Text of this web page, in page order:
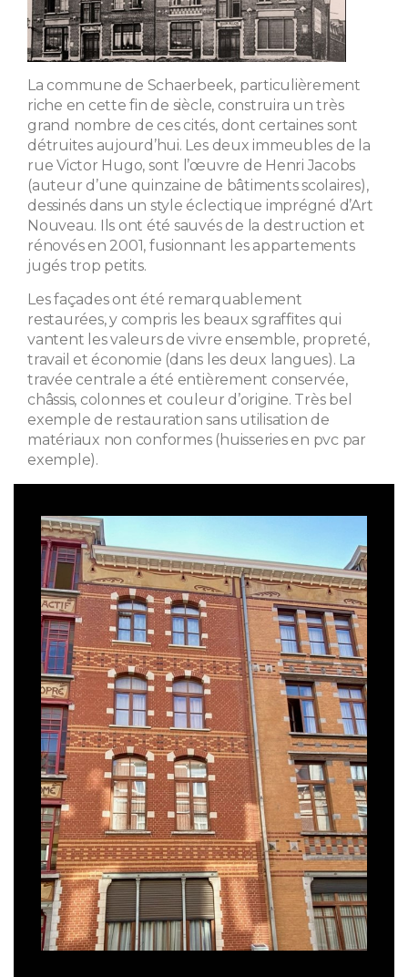
La commune de Schaerbeek, particulièrement
riche en cette fin de siècle, construira un très
grand nombre de ces cités, dont certaines sont
détruites aujourd’hui. Les deux immeubles de la
rue Victor Hugo, sont l’œuvre de Henri Jacobs
(auteur d’une quinzaine de bâtiments scolaires),
dessinés dans un style éclectique imprégné d’Art
Nouveau. Ils ont été sauvés de la destruction et
rénovés en 2001, fusionnant les appartements
jugés trop petits.
Les façades ont été remarquablement
restaurées, y compris les beaux sgraffites qui
vantent les valeurs de vivre ensemble, propreté,
travail et économie (dans les deux langues). La
travée centrale a été entièrement conservée,
châssis, colonnes et couleur d’origine. Très bel
exemple de restauration sans utilisation de
matériaux non conformes (huisseries en pvc par
exemple).